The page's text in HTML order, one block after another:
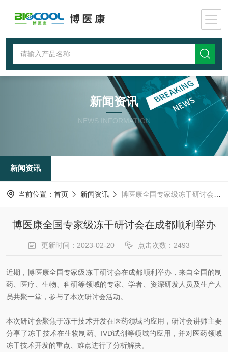
新闻资讯
NEWS INFORMATION
新闻资讯
当前位置： 首页 新闻资讯 博医康全国专家级冻干研讨会在成都顺利举办
博医康全国专家级冻干研讨会在成都顺利举办
更新时间：2023-02-20 点击次数：2493
近期，博医康全国专家级冻干研讨会在成都顺利举办，来自全国的制
药、医疗、生物、科研等领域的专家、学者、资深研发人员及生产人
员共聚一堂，参与了本次研讨会活动。
本次研讨会聚焦于冻干技术开发在医药领域的应用，研讨会讲师主要
分享了冻干技术在生物制药、IVD试剂等领域的应用，并对医药领域
冻干技术开发的重点、难点进行了分析解决。